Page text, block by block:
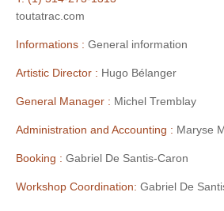
toutatrac.com
Informations : General information
Artistic Director : Hugo Bélanger
General Manager : Michel Tremblay
Administration and Accounting : Maryse
Booking : Gabriel De Santis-Caron
Workshop Coordination: Gabriel De